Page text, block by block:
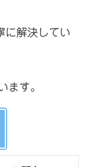
に解決してい
ます。